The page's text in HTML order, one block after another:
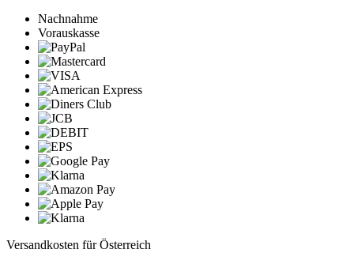
Nachnahme
Vorauskasse
Versandkosten für Österreich